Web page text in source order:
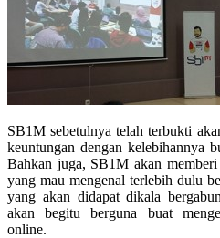
SB1M sebetulnya telah terbukti
keuntungan dengan kelebihannya
Bahkan juga, SB1M akan
yang mau mengenal terlebih dulu
yang akan didapat dikala
akan begitu berguna buat
online.